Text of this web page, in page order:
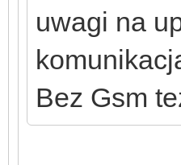
uwagi na
Bez Gsm